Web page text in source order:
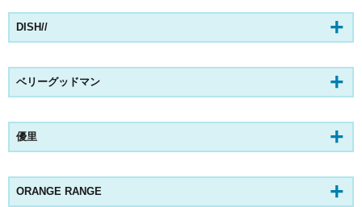
DISH//
ベリーグッドマン
優里
ORANGE RANGE